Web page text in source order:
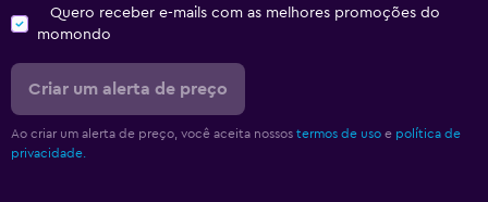
Quero receber e-mails com as melhores promoções do
momondo
Criar um alerta de preço
Ao criar um alerta de preço, você aceita nossos termos de uso e política de
privacidade.